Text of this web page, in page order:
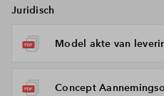
Juridisch
Model akte van
Concept